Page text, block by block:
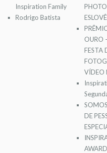
Inspiration Family
Rodrigo Batista
OURO
FESTA
VÍDEO
DE